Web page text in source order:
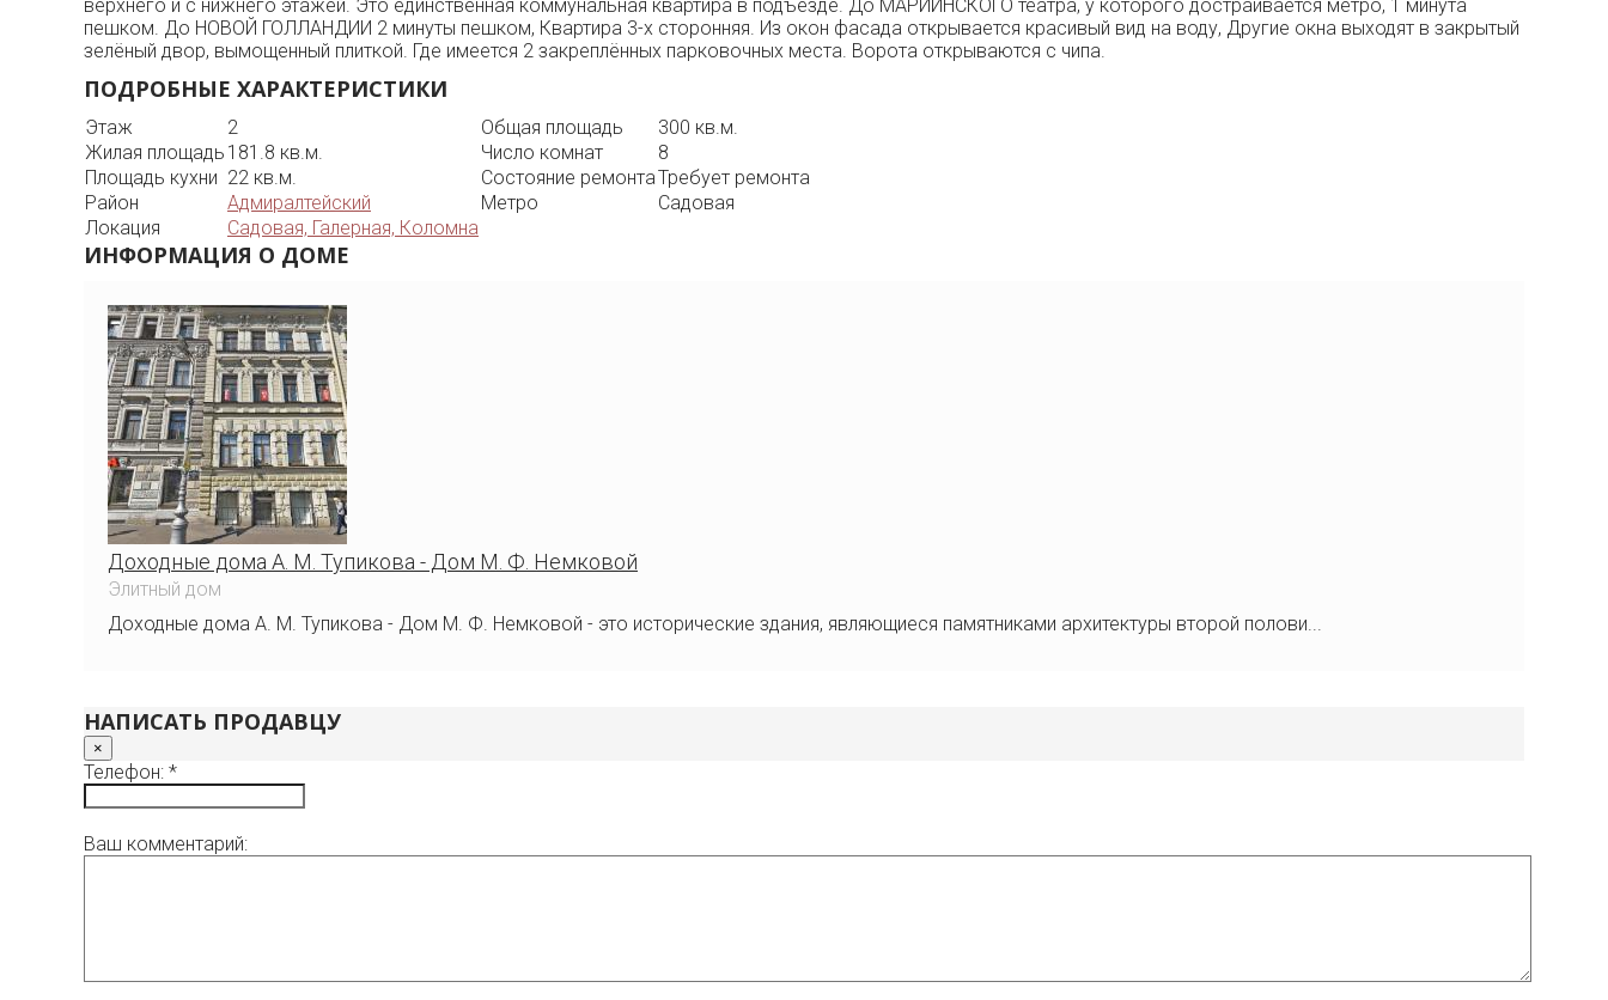
верхнего и с нижнего этажей. Это единственная коммунальная квартира в подъезде. До МАРИИНСКОГО театра, у которого достраивается метро, 1 минута
пешком. До НОВОЙ ГОЛЛАНДИИ 2 минуты пешком, Квартира 3-х сторонняя. Из окон фасада открывается красивый вид на воду, Другие окна выходят в закрытый
зелёный двор, вымощенный плиткой. Где имеется 2 закреплённых парковочных места. Ворота открываются с чипа.
ПОДРОБНЫЕ ХАРАКТЕРИСТИКИ
Этаж 2 Общая площадь
300 кв.м.
Жилая площадь 181.8 кв.м. Число комнат
8
Площадь кухни 22 кв.м. Состояние ремонтаТребует ремонта
Район
Адмиралтейский Метро
Садовая
Локация
Садовая, Галерная, Коломна
ИНФОРМАЦИЯ О ДОМЕ
Доходные дома А. М. Тупикова - Дом М. Ф. Немковой
Элитный дом
Доходные дома А. М. Тупикова - Дом М. Ф. Немковой - это исторические здания, являющиеся памятниками архитектуры второй полови...
НАПИСАТЬ ПРОДАВЦУ
×
Телефон: *
Ваш комментарий: